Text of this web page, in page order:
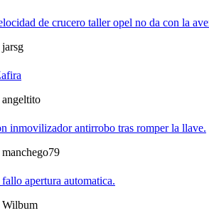
de crucero taller opel no da con la
inmovilizador antirrobo tras romper la llave.
apertura automatica.
Wilbum